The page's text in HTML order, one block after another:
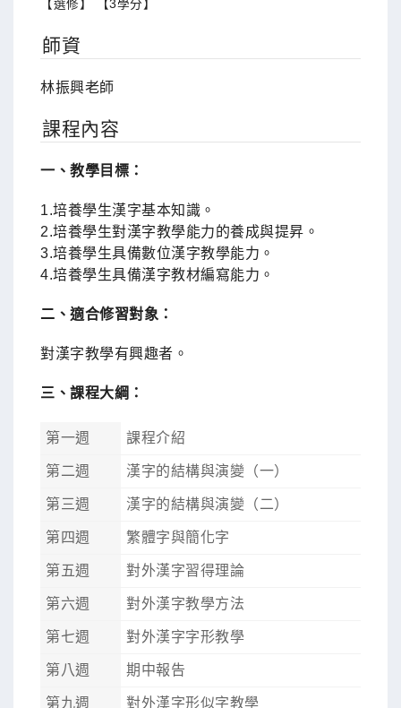
【選修】 【3學分】
師資
林振興老師
課程內容
一、教學目標：
1.培養學生漢字基本知識。
2.培養學生對漢字教學能力的養成與提昇。
3.培養學生具備數位漢字教學能力。
4.培養學生具備漢字教材編寫能力。
二、適合修習對象：
對漢字教學有興趣者。
三、課程大綱：
第一週 課程介紹
第二週 漢字的結構與演變（一）
第三週 漢字的結構與演變（二）
第四週 繁體字與簡化字
第五週 對外漢字習得理論
第六週 對外漢字教學方法
第七週 對外漢字字形教學
第八週 期中報告
第九週 對外漢字形似字教學